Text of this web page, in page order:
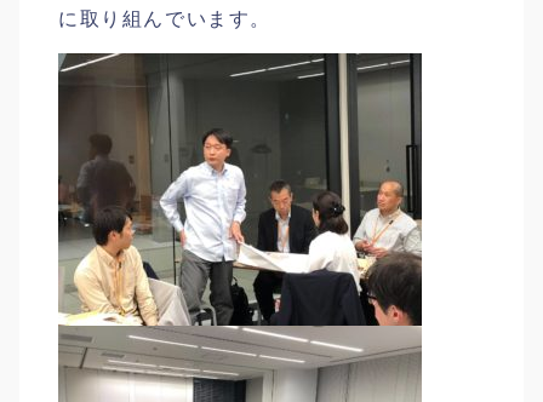
に取り組んでいます。